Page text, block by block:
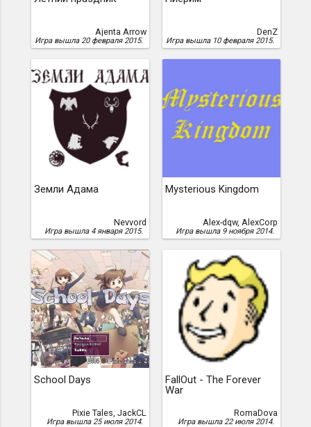
Ajenta Arrow
Игра вышла 20 февраля 2015.
DenZ
Игра вышла 10 февраля 2015.
Земли Адама
Nevvord
Игра вышла 4 января 2015.
Mysterious Kingdom
Alex-dqw, AlexCorp
Игра вышла 9 ноября 2014.
School Days
Pixie Tales, JackCL
Игра вышла 25 июля 2014.
FallOut - The Forever
War
RomaDova
Игра вышла 22 июля 2014.